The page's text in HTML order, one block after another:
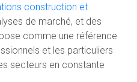
construction et
de marché, et des
comme une référence
et les particuliers
secteurs en constante